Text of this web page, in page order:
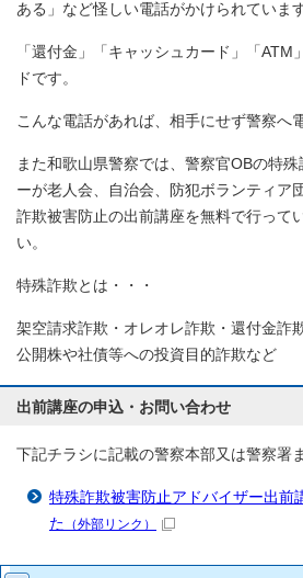
ある」など怪しい電話がかけられています
「還付金」「キャッシュカード」「ATM
ドです。
こんな電話があれば、相手にせず警察へ
また和歌山県警察では、警察官OBの特
ーが老人会、自治会、防犯ボランティア
詐欺被害防止の出前講座を無料で行って
い。
特殊詐欺とは・・・
架空請求詐欺・オレオレ詐欺・還付金詐
公開株や社債等への投資目的詐欺など
出前講座の申込・お問い合わせ
下記チラシに記載の警察本部又は警察署
特殊詐欺被害防止アドバイザー出前
た （外部リンク）